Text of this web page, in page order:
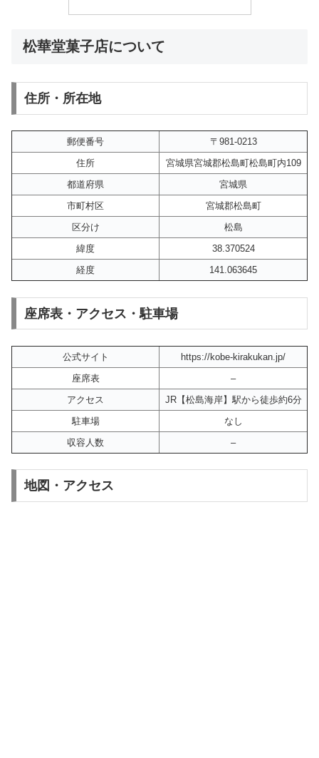
松華堂菓子店について
住所・所在地
郵便番号
〒981-0213
住所
宮城県宮城郡松島町松島町内109
都道府県
宮城県
市町村区
宮城郡松島町
区分け
松島
緯度
38.370524
経度
141.063645
座席表・アクセス・駐車場
公式サイト
https://kobe-kirakukan.jp/
座席表
–
アクセス
JR【松島海岸】駅から徒歩約6分
駐車場
なし
収容人数
–
地図・アクセス